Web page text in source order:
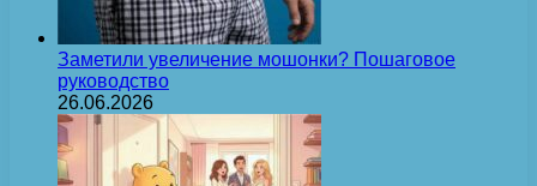
Заметили увеличение мошонки? Пошаговое
руководство
26.06.2026